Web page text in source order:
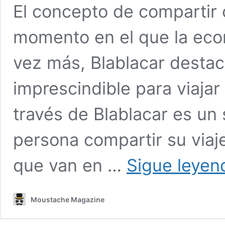
El concepto de compartir
momento en el que la
vez más, Blablacar
imprescindible para
través de Blablacar es
persona compartir su
que van en … Sigue
Moustache Magazine